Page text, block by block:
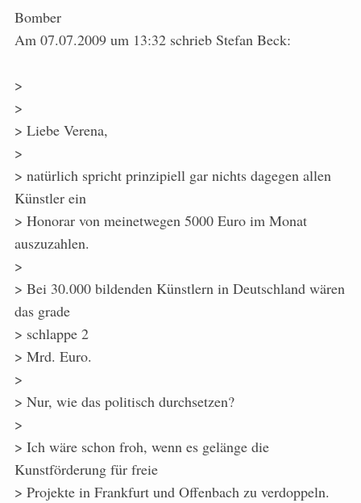
Bomber
Am 07.07.2009 um 13:32 schrieb Stefan Beck:
>
>
> Liebe Verena,
>
> natürlich spricht prinzipiell gar nichts dagegen allen
Künstler ein
> Honorar von meinetwegen 5000 Euro im Monat
auszuzahlen.
>
> Bei 30.000 bildenden Künstlern in Deutschland wären
das grade
> schlappe 2
> Mrd. Euro.
>
> Nur, wie das politisch durchsetzen?
>
> Ich wäre schon froh, wenn es gelänge die
Kunstförderung für freie
> Projekte in Frankfurt und Offenbach zu verdoppeln.